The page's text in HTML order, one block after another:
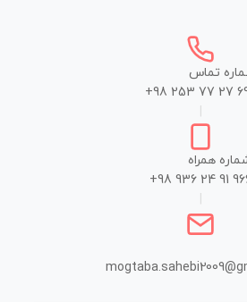
تماس
+98 253 77 27
همراه
+98 936 24 91